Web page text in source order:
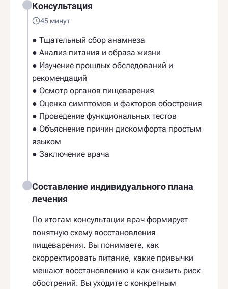
Консультация
45 минут
● Тщательный сбор анамнеза
● Анализ питания и образа жизни
● Изучение прошлых обследований и
рекомендаций
● Осмотр органов пищеварения
● Оценка симптомов и факторов обострения
● Проведение функциональных тестов
● Объяснение причин дискомфорта простым
языком
● Заключение врача
Составление индивидуального плана
лечения
По итогам консультации врач формирует
понятную схему восстановления
пищеварения. Вы понимаете, как
скорректировать питание, какие привычки
мешают восстановлению и как снизить риск
обострений. Вы уходите с конкретным